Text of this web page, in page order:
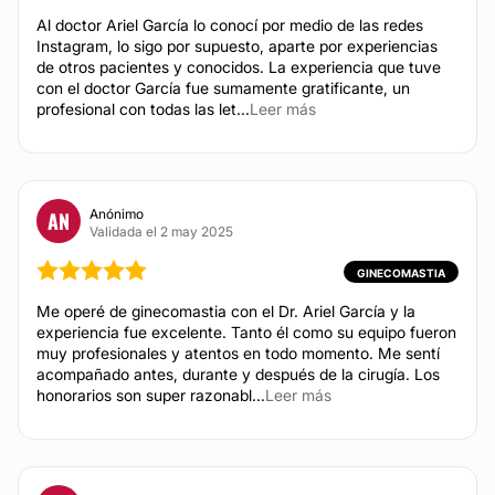
Al doctor Ariel García lo conocí por medio de las redes
Instagram, lo sigo por supuesto, aparte por experiencias
de otros pacientes y conocidos. La experiencia que tuve
con el doctor García fue sumamente gratificante, un
profesional con todas las let...Leer más
AN
Anónimo
Validada el 2 may 2025
GINECOMASTIA
Me operé de ginecomastia con el Dr. Ariel García y la
experiencia fue excelente. Tanto él como su equipo fueron
muy profesionales y atentos en todo momento. Me sentí
acompañado antes, durante y después de la cirugía. Los
honorarios son super razonabl...Leer más